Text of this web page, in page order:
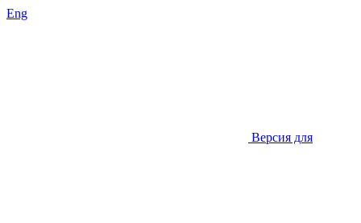
Eng
Версия для